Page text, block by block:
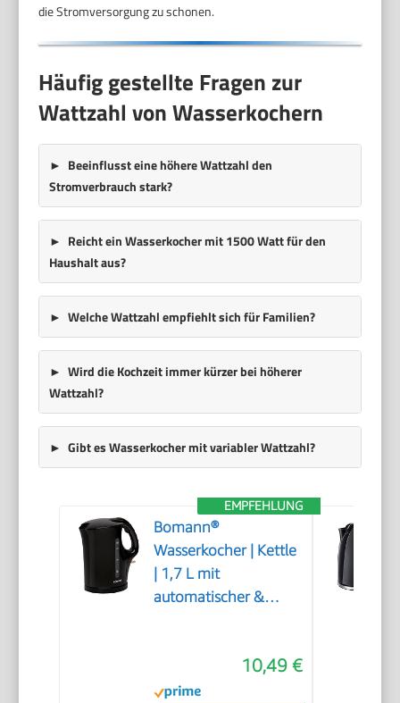
die Stromversorgung zu schonen.
Häufig gestellte Fragen zur
Wattzahl von Wasserkochern
Beeinflusst eine höhere Wattzahl den
Stromverbrauch stark?
Reicht ein Wasserkocher mit 1500 Watt für den
Haushalt aus?
Welche Wattzahl empfiehlt sich für Familien?
Wird die Kochzeit immer kürzer bei höherer
Wattzahl?
Gibt es Wasserkocher mit variabler Wattzahl?
EMPFEHLUNG
Bomann®
Wasserkocher | Kettle
| 1,7 L mit
automatischer &
herausnehmbarer
Kalkfilter | max.
10,49 €